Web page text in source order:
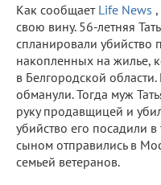
Как сообщает Life News
свою вину. 56-летняя
спланировали убийство
накопленных на жилье,
в Белгородской
обманули. Тогда муж
руку продавщицей и
убийство его посадили в
сыном отправились в
семьей ветеранов.